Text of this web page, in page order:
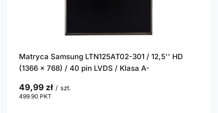
Matryca Samsung LTN125AT02-301 / 12,5'' HD
(1366 x 768) / 40 pin LVDS / Klasa A-
49,99 zł / szt.
499.90 PKT